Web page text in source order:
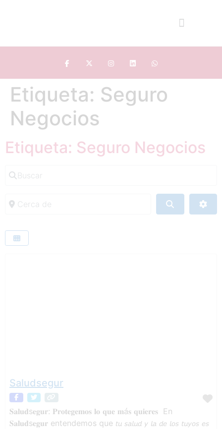
Etiqueta: Seguro
Negocios
Etiqueta: Seguro Negocios
Saludsegur
𝐒𝐚𝐥𝐮𝐝s𝐞𝐠𝐮𝐫: 𝐏𝐫𝐨𝐭𝐞𝐠𝐞𝐦𝐨𝐬 𝐥𝐨 𝐪𝐮𝐞 𝐦á𝐬 𝐪𝐮𝐢𝐞𝐫𝐞𝐬⁣ ⁣ En
𝐒𝐚𝐥𝐮𝐝s𝐞𝐠𝐮𝐫 entendemos que 𝘵𝘶 𝘴𝘢𝘭𝘶𝘥 𝘺 𝘭𝘢 𝘥𝘦 𝘭𝘰𝘴 𝘵𝘶𝘺𝘰𝘴 𝘦𝘴